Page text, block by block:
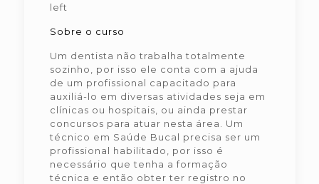
left
Sobre o curso
Um dentista não trabalha totalmente
sozinho, por isso ele conta com a ajuda
de um profissional capacitado para
auxiliá-lo em diversas atividades seja em
clínicas ou hospitais, ou ainda prestar
concursos para atuar nesta área. Um
técnico em Saúde Bucal precisa ser um
profissional habilitado, por isso é
necessário que tenha a formação
técnica e então obter ter registro no